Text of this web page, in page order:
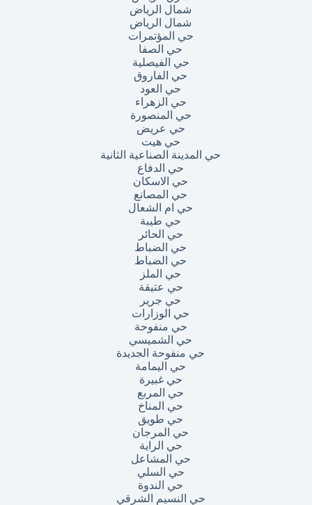
شمال الرياض
شمال الرياض
حي المؤتمرات
حي الصفا
حي الفيصلية
حي الفاروق
حي العود
حي الزهراء
حي المنصورة
حي عريض
حي هيت
حي المدينة الصناعية الثانية
حي الدفاع
حي الاسكان
حي المصانع
حي ام الشعال
حي طيبة
حي الحائر
حي الضباط
حي الضباط
حي الملز
حي عتيقة
حي جرير
حي الوزارات
حي منفوحة
حي الشميسي
حي منفوحة الجديدة
حي اليمامة
حي غبيرة
حي المربع
حي المناخ
حي طويق
حي المرجان
حي الراية
حي المشاعل
حي السلي
حي الندوة
حي النسيم الشرقي